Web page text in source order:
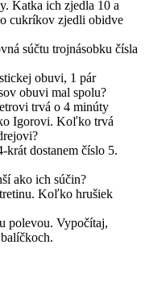
Katka ich zjedla 10 a
cukríkov zjedli obidve
súčtu trojnásobku čísla
obuvi, 1 pár
obuvi mal spolu?
trvá o 4 minúty
Igorovi. Koľko trvá
dostanem číslo 5.
ako ich súčin?
Koľko hrušiek
polevou. Vypočítaj,